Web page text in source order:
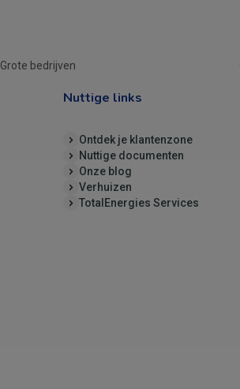
Grote bedrijven
Nuttige links
Ontdek je klantenzone
Nuttige documenten
Onze blog
Verhuizen
TotalEnergies Services